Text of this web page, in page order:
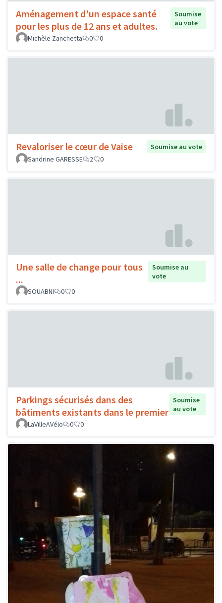
Aménagement d'un espace santé
pour les plus de 12 ans et adultes.
Soumise
au vote
Michèle Zanchetta
0 0
Revaloriser le cœur de Vaise
Soumise au vote
Sandrine GARESSE
2 0
Une salle de change pour tous
...
Soumise au
vote
SOUABNI
0 0
Parkings sécurisés dans des
bâtiments existants dans le premier
Soumise
au vote
LaVilleAVélo
0 0